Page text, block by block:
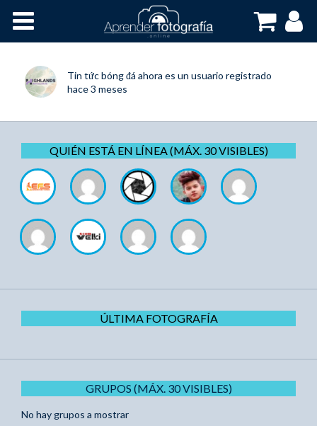
Cursos OnLine
Tin tức bóng đá ahora es un usuario registrado
hace 3 meses
QUIÉN ESTÁ EN LÍNEA (MÁX. 30 VISIBLES)
ÚLTIMA FOTOGRAFÍA
GRUPOS (MÁX. 30 VISIBLES)
No hay grupos a mostrar